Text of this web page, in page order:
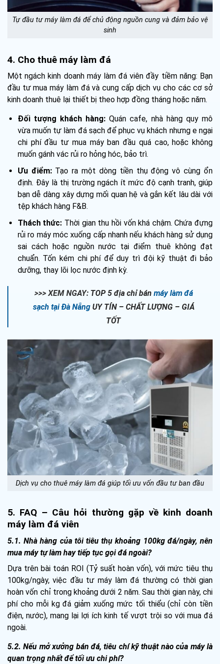
Tự đầu tư máy làm đá để chủ động nguồn cung và đảm bảo vệ
sinh
4. Cho thuê máy làm đá
Một ngách kinh doanh máy làm đá viên đầy tiềm năng: Bạn
đầu tư mua máy làm đá và cung cấp dịch vụ cho các cơ sở
kinh doanh thuê lại thiết bị theo hợp đồng tháng hoặc năm.
Đối tượng khách hàng: Quán cafe, nhà hàng quy mô
vừa muốn tự làm đá sạch để phục vụ khách nhưng e ngại
chi phí đầu tư mua máy ban đầu quá cao, hoặc không
muốn gánh vác rủi ro hỏng hóc, bảo trì.
Ưu điểm:Tạo ra một dòng tiền thụ động vô cùng ổn
định. Đây là thị trường ngách ít mức độ cạnh tranh, giúp
bạn dễ dàng xây dựng mối quan hệ và gắn kết lâu dài với
tệp khách hàng F&B.
Thách thức: Thời gian thu hồi vốn khá chậm. Chứa đựng
rủi ro máy móc xuống cấp nhanh nếu khách hàng sử dụng
sai cách hoặc nguồn nước tại điểm thuê không đạt
chuẩn. Tốn kém chi phí để duy trì đội kỹ thuật đi bảo
dưỡng, thay lõi lọc nước định kỳ.
>>> XEM NGAY: TOP 5 địa chỉ bán máy làm đá
sạch tại Đà NẵngUY TÍN – CHẤT LƯỢNG – GIÁ
TỐT
Dịch vụ cho thuê máy làm đá giúp tối ưu vốn đầu tư ban đầu
5. FAQ – Câu hỏi thường gặp về kinh doanh
máy làm đá viên
5.1. Nhà hàng của tôi tiêu thụ khoảng 100kg đá/ngày, nên
mua máy tự làm hay tiếp tục gọi đá ngoài?
Dựa trên bài toán ROI (Tỷ suất hoàn vốn), với mức tiêu thụ
100kg/ngày, việc đầu tư máy làm đá thường có thời gian
hoàn vốn chỉ trong khoảng dưới 2 năm. Sau thời gian này, chi
phí cho mỗi kg đá giảm xuống mức tối thiểu (chỉ còn tiền
điện, nước), mang lại lợi ích kinh tế vượt trội so với mua đá
ngoài.
5.2. Nếu mở xưởng bán đá, tiêu chí kỹ thuật nào của máy là
quan trọng nhất để tối ưu chi phí?